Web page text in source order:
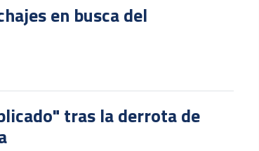
en busca del
tras la derrota de